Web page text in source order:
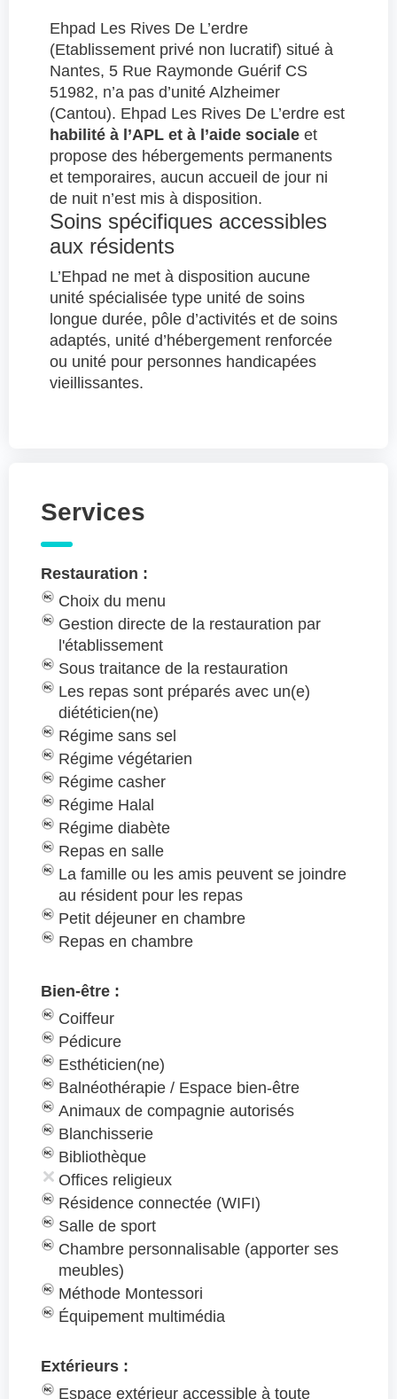
Ehpad Les Rives De L’erdre
(Etablissement privé non lucratif) situé à
Nantes, 5 Rue Raymonde Guérif CS
51982, n’a pas d’unité Alzheimer
(Cantou). Ehpad Les Rives De L’erdre est
habilité à l’APL et à l’aide sociale et
propose des hébergements permanents
et temporaires, aucun accueil de jour ni
de nuit n’est mis à disposition.
Soins spécifiques accessibles
aux résidents
L’Ehpad ne met à disposition aucune
unité spécialisée type unité de soins
longue durée, pôle d’activités et de soins
adaptés, unité d’hébergement renforcée
ou unité pour personnes handicapées
vieillissantes.
Services
Restauration :
Choix du menu
Gestion directe de la restauration par
l'établissement
Sous traitance de la restauration
Les repas sont préparés avec un(e)
diététicien(ne)
Régime sans sel
Régime végétarien
Régime casher
Régime Halal
Régime diabète
Repas en salle
La famille ou les amis peuvent se joindre
au résident pour les repas
Petit déjeuner en chambre
Repas en chambre
Bien-être :
Coiffeur
Pédicure
Esthéticien(ne)
Balnéothérapie / Espace bien-être
Animaux de compagnie autorisés
Blanchisserie
Bibliothèque
Offices religieux
Résidence connectée (WIFI)
Salle de sport
Chambre personnalisable (apporter ses
meubles)
Méthode Montessori
Équipement multimédia
Extérieurs :
Espace extérieur accessible à toute